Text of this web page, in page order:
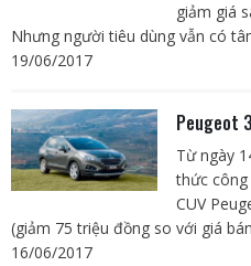
giảm giá
Nhưng người tiêu dùng vẫn có
19/06/2017
Peugeot
Từ ngày
thức công
CUV
(giảm 75 triệu đồng so với giá
16/06/2017